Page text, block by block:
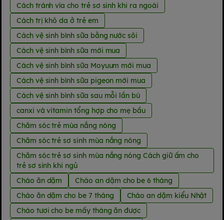
Cách tránh vía cho trẻ sơ sinh khi ra ngoài
Cách trị khô da ở trẻ em
Cách vệ sinh bình sữa bằng nước sôi
Cách vệ sinh bình sữa mới mua
Cách vệ sinh bình sữa Moyuum mới mua
Cách vệ sinh bình sữa pigeon mới mua
Cách vệ sinh bình sữa sau mỗi lần bú
canxi và vitamin tổng hợp cho mẹ bầu
Chăm sóc trẻ mùa nắng nóng
Chăm sóc trẻ sơ sinh mùa nắng nóng
Chăm sóc trẻ sơ sinh mùa nắng nóng Cách giữ ấm cho
trẻ sơ sinh khi ngủ
Cháo ăn dặm
Cháo an dặm cho be 6 tháng
Cháo ăn dặm cho be 7 tháng
Cháo an dặm kiểu Nhật
Cháo tươi cho be mấy tháng ăn được